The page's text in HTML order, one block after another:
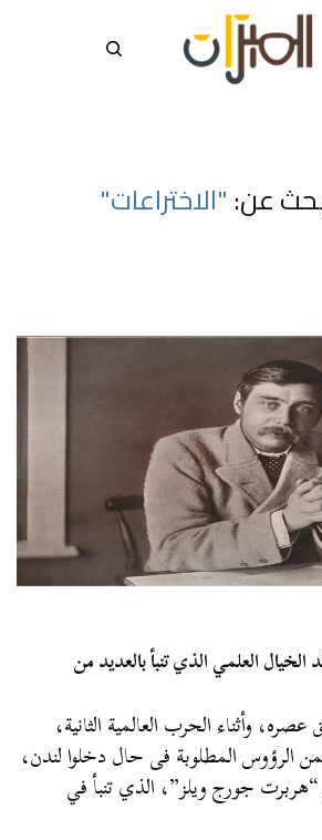
عن: "الاختراعات"
العلمي الذي تنبأ بالعديد من
وأثناء الحرب العالمية الثانية،
الرؤوس المطلوبة فى حال دخلوا لندن،
“هربرت جورج ويلز”، الذي تنبأ في